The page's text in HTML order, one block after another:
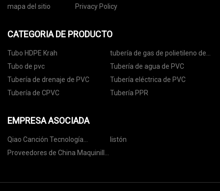
mapa del sitio
Privacy Policy
CATEGORIA DE PRODUCTO
Tubo HDPE Krah
tubería de gas de polietileno de
alta densidad
Tubo de pvc
Tubería de agua de PVC
Tubería de drenaje de PVC
Tubería eléctrica de PVC
Tubería de CPVC
Tubería PPR
EMPRESA ASOCIADA
Qiao Canción Tecnología
compañía, Limitado.
listón
Proveedores de China Maquinilla